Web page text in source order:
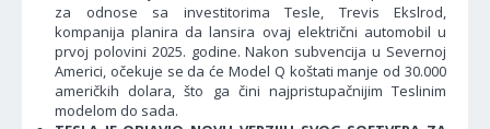
za odnose sa investitorima Tesle, Trevis Ekslrod,
kompanija planira da lansira ovaj električni automobil u
prvoj polovini 2025. godine. Nakon subvencija u Severnoj
Americi, očekuje se da će Model Q koštati manje od 30.000
američkih dolara, što ga čini najpristupačnijim Teslinim
modelom do sada.